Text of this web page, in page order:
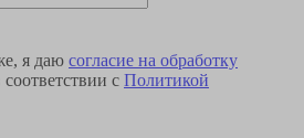
я даю согласие на обработку
соответствии с Политикой